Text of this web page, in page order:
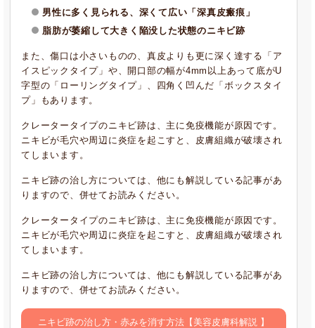
男性に多く見られる、深くて広い「深真皮瘢痕」
脂肪が萎縮して大きく陥没した状態のニキビ跡
また、傷口は小さいものの、真皮よりも更に深く達する「ア
イスピックタイプ」や、開口部の幅が4mm以上あって底がU
字型の「ローリングタイプ」、四角く凹んだ「ボックスタイ
プ」もあります。
クレータータイプのニキビ跡は、主に免疫機能が原因です。
ニキビが毛穴や周辺に炎症を起こすと、皮膚組織が破壊され
てしまいます。
ニキビ跡の治し方については、他にも解説している記事があ
りますので、併せてお読みください。
クレータータイプのニキビ跡は、主に免疫機能が原因です。
ニキビが毛穴や周辺に炎症を起こすと、皮膚組織が破壊され
てしまいます。
ニキビ跡の治し方については、他にも解説している記事があ
りますので、併せてお読みください。
ニキビ跡の治し方・赤みを消す方法【美容皮膚科解説 】